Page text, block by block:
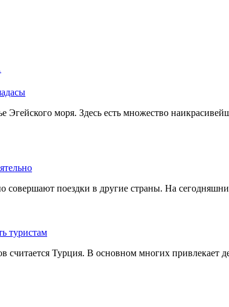
моря. Здесь есть множество
совершают поездки в другие страны. На
Турция. В основном многих привлекает